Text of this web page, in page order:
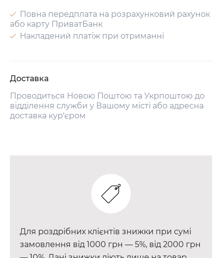
Повна передплата на розрахунковий рахунок
або карту ПриватБанк
Накладений платіж при отриманні
Доставка
Проводиться Новою Поштою та Укрпоштою до
відділення служби у Вашому місті або адресна
доставка кур'єром
Для роздрібних клієнтів знижки при сумі
замовлення від 1000 грн — 5%, від 2000 грн